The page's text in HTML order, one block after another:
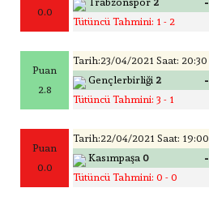
0.0
Tütüncü Tahmini: 1 - 2
Puan
2.8
Tarih:23/04/2021 Saat: 20:30
Gençlerbirliği 2 -
Tütüncü Tahmini: 3 - 1
Puan
0.0
Tarih:22/04/2021 Saat: 19:00
Kasımpaşa 0 -
Tütüncü Tahmini: 0 - 0